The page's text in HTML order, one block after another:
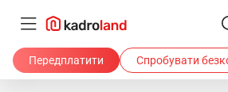
Передплатити Спробувати